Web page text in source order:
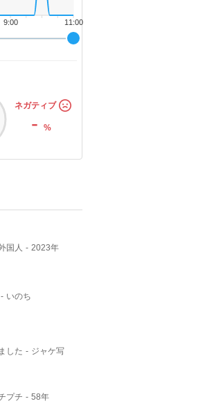
11:00
9:00
ネガティブ
-%
国人
2023年
いのち
した
ジャケ写
プチ 58年